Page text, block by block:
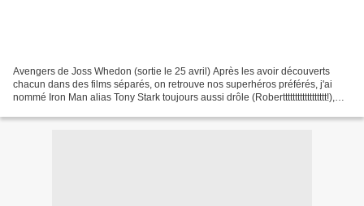
Avengers de Joss Whedon (sortie le 25 avril) Après les avoir découverts
chacun dans des films séparés, on retrouve nos superhéros préférés, j'ai
nommé Iron Man alias Tony Stark toujours aussi drôle (Robertttttttttttttttttt!),